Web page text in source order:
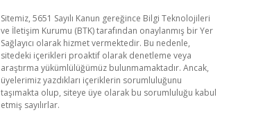
Sitemiz, 5651 Sayılı Kanun gereğince Bilgi Teknolojileri
ve İletişim Kurumu (BTK) tarafından onaylanmış bir Yer
Sağlayıcı olarak hizmet vermektedir. Bu nedenle,
sitedeki içerikleri proaktif olarak denetleme veya
araştırma yükümlülüğümüz bulunmamaktadır. Ancak,
üyelerimiz yazdıkları içeriklerin sorumluluğunu
taşımakta olup, siteye üye olarak bu sorumluluğu kabul
etmiş sayılırlar.